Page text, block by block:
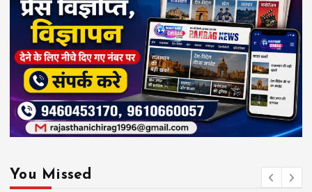
You Missed